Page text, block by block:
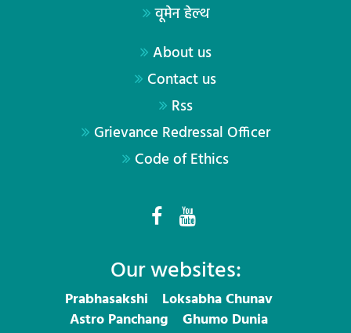
वूमेन हेल्थ
About us
Contact us
Rss
Grievance Redressal Officer
Code of Ethics
Our websites:
Prabhasakshi
Loksabha Chunav
Astro Panchang
Ghumo Dunia